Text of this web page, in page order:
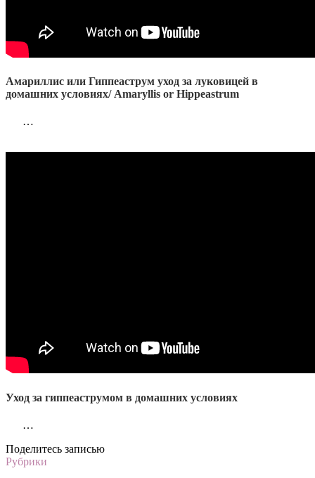
Амариллис или Гиппеаструм уход за луковицей в
домашних условиях/ Amaryllis or Hippeastrum
…
Уход за гиппеаструмом в домашних условиях
…
Поделитесь записью
Рубрики